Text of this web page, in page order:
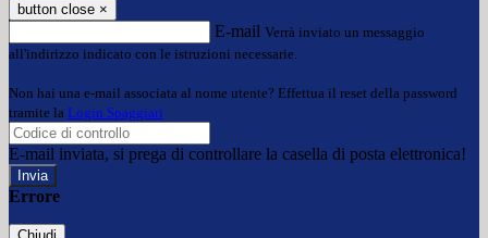
button close ×
E-mail Verrà inviato un messaggio
all'indirizzo indicato con le istruzioni necessarie.
Non hai una e-mail associata al nome utente? Effettua il reset della password
tramite la Login Spaggiari
E-mail inviata, si prega di controllare la casella di posta elettronica!
Errore